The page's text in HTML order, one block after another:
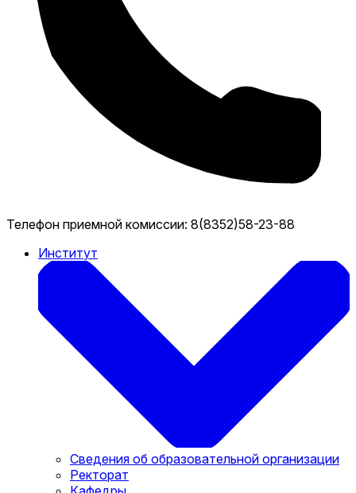
Телефон приемной комиссии: 8(8352)58-23-88
Институт
Сведения об образовательной организации
Ректорат